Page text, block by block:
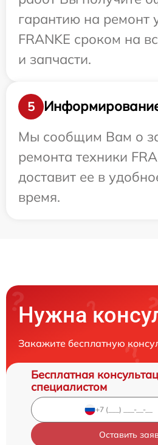
гарантию на ремонт
FRANKE сроком на
и запчасти.
5
Мы сообщим Вам о
ремонта техники
доставит ее в
время.
Нужна
Закажите бесплатную
Бесплатная
специалистом
Оставить